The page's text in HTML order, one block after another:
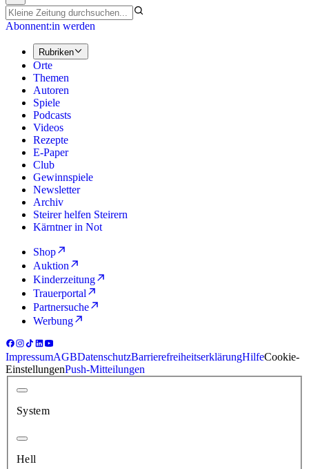
Abonnent:in werden
Rubriken
Orte
Themen
Autoren
Spiele
Podcasts
Videos
Rezepte
E-Paper
Club
Gewinnspiele
Newsletter
Archiv
Steirer helfen Steirern
Kärntner in Not
Shop
Auktion
Kinderzeitung
Trauerportal
Partnersuche
Werbung
ImpressumAGBDatenschutzBarrierefreiheitserklärungHilfeCookie-
EinstellungenPush-Mitteilungen
System
Hell